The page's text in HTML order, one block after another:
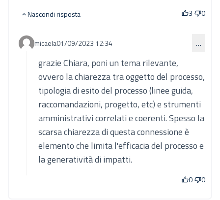
Nascondi risposta 3 0
Commento 840 (risposta al commento 834)
micaela01/09/2023 12:34 …
grazie Chiara, poni un tema rilevante,
ovvero la chiarezza tra oggetto del processo,
tipologia di esito del processo (linee guida,
raccomandazioni, progetto, etc) e strumenti
amministrativi correlati e coerenti. Spesso la
scarsa chiarezza di questa connessione è
elemento che limita l'efficacia del processo e
la generatività di impatti.
0 0